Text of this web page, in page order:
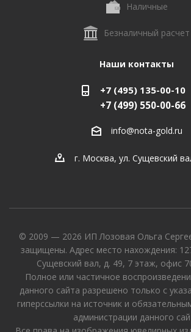
Наличные
Безналичный расчет
Наши контакты
+7 (495) 135-00-10
+7 (499) 550-00-66
info@nota-gold.ru
г. Москва, ул. Сущевский
© 2009 — 2026 ИП Лозовая Ольга
защищены. Адрес место нахождения:
Сущевский вал, д. 49, 7 этаж, офис
Полное или частичное
данного сайта разрешено только с
гиперссылки на источник и
администрации данного